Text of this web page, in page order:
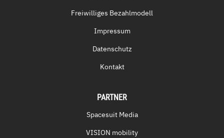
Freiwilliges Bezahlmodell
Impressum
Datenschutz
Kontakt
PARTNER
Spacesuit Media
VISION mobility